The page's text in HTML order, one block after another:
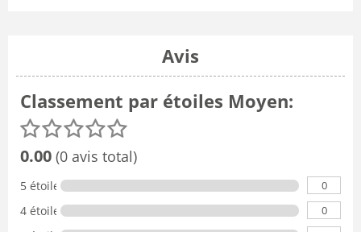
Avis
Classement par étoiles Moyen:
0.00 (0 avis total)
5 étoiles 0
4 étoiles 0